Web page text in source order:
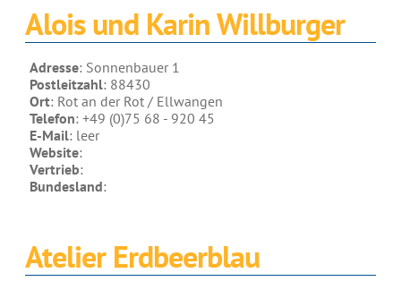
Produkte für Drechsler
Lösungsmittel
Kreidefarbe & Shabby Chic
Reinigung & Pflege
Schimmelbehandlung
Spezialprodukte
Dekorative Zuschlagstoffe
Werkzeuge
Alois und Karin Willburger
Adresse: Sonnenbauer 1
Postleitzahl: 88430
Ort: Rot an der Rot / Ellwangen
Telefon: +49 (0)75 68 - 920 45
E-Mail: leer
Website:
Vertrieb:
Bundesland:
Atelier Erdbeerblau